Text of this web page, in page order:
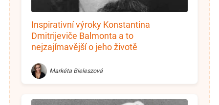
Inspirativní výroky Konstantina
Dmitrijeviče Balmonta a to
nejzajímavější o jeho životě
Markéta Bieleszová